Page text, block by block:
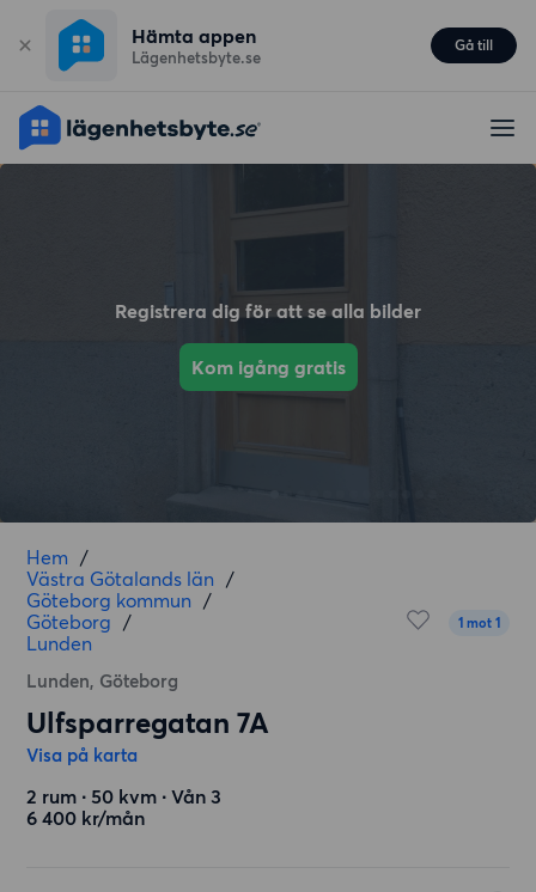
Hämta appen
Lägenhetsbyte.se
Gå till
Registrera dig för att se alla bilder
Kom igång gratis
Hem /
Västra Götalands län /
Göteborg kommun /
Göteborg /
Lunden
Lunden, Göteborg
1 mot 1
Ulfsparregatan 7A
Visa på karta
2 rum ∙ 50 kvm ∙ Vån 3
6 400 kr/mån